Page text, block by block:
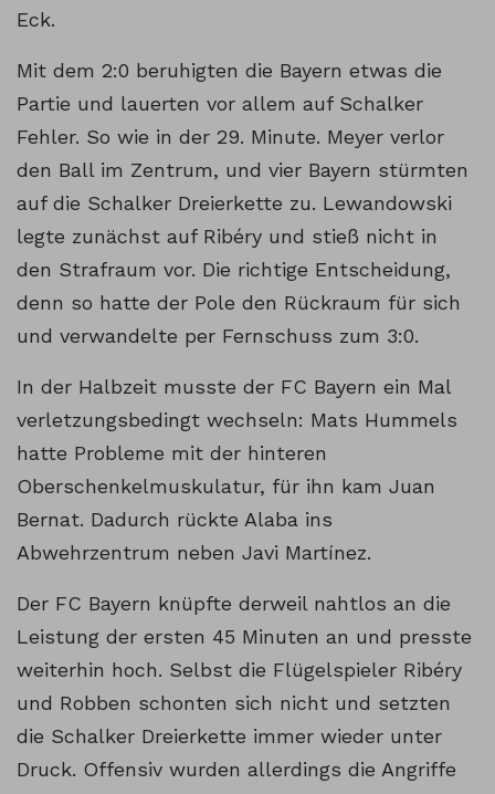
Eck.
Mit dem 2:0 beruhigten die Bayern etwas die
Partie und lauerten vor allem auf Schalker
Fehler. So wie in der 29. Minute. Meyer verlor
den Ball im Zentrum, und vier Bayern stürmten
auf die Schalker Dreierkette zu. Lewandowski
legte zunächst auf Ribéry und stieß nicht in
den Strafraum vor. Die richtige Entscheidung,
denn so hatte der Pole den Rückraum für sich
und verwandelte per Fernschuss zum 3:0.
In der Halbzeit musste der FC Bayern ein Mal
verletzungsbedingt wechseln: Mats Hummels
hatte Probleme mit der hinteren
Oberschenkelmuskulatur, für ihn kam Juan
Bernat. Dadurch rückte Alaba ins
Abwehrzentrum neben Javi Martínez.
Der FC Bayern knüpfte derweil nahtlos an die
Leistung der ersten 45 Minuten an und presste
weiterhin hoch. Selbst die Flügelspieler Ribéry
und Robben schonten sich nicht und setzten
die Schalker Dreierkette immer wieder unter
Druck. Offensiv wurden allerdings die Angriffe